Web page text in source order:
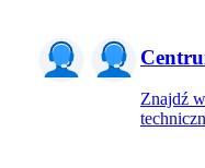
Znajdź